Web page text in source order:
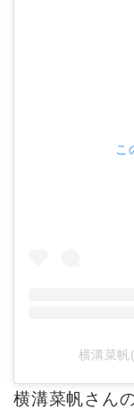
こ
横溝菜
横溝菜帆さん